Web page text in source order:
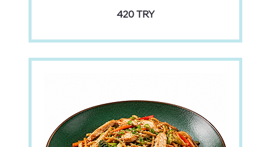
‏420 TRY